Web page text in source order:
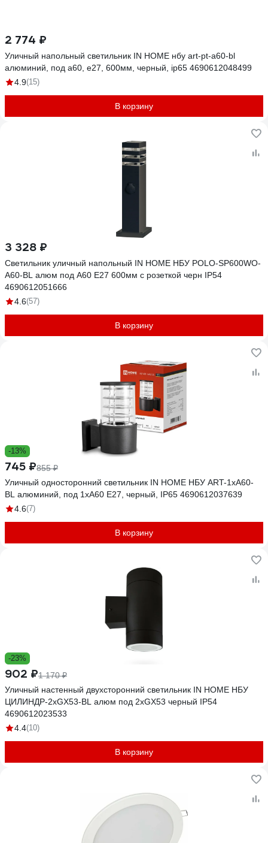
2 774 ₽
Уличный напольный светильник IN HOME нбу art-pt-a60-bl
алюминий, под а60, е27, 600мм, черный, ip65 4690612048499
4.9(15)
В корзину
3 328 ₽
Светильник уличный напольный IN HOME НБУ POLO-SP600WO-
A60-BL алюм под А60 Е27 600мм с розеткой черн IP54
4690612051666
4.6(57)
В корзину
-13%
745 ₽855 ₽
Уличный односторонний светильник IN HOME НБУ ART-1хA60-
BL алюминий, под 1хA60 E27, черный, IP65 4690612037639
4.6(7)
В корзину
-23%
902 ₽1 170 ₽
Уличный настенный двухсторонний светильник IN HOME НБУ
ЦИЛИНДР-2xGX53-BL алюм под 2хGX53 черный IP54
4690612023533
4.4(10)
В корзину